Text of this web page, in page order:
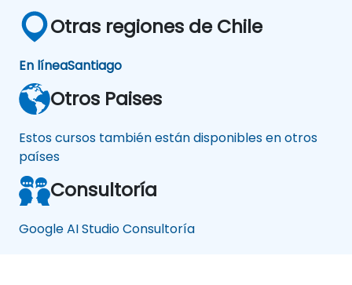
Otras regiones de Chile
En líneaSantiago
Otros Paises
Estos cursos también están disponibles en otros
países
Consultoría
Google AI Studio Consultoría